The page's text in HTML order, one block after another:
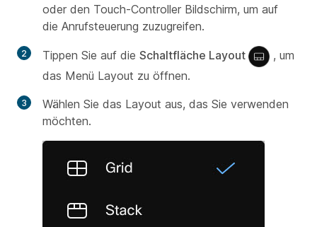
oder den Touch-Controller Bildschirm, um auf
die Anrufsteuerung zuzugreifen.
Tippen Sie auf die Schaltfläche Layout
, um
das Menü Layout zu öffnen.
Wählen Sie das Layout aus, das Sie verwenden
möchten.